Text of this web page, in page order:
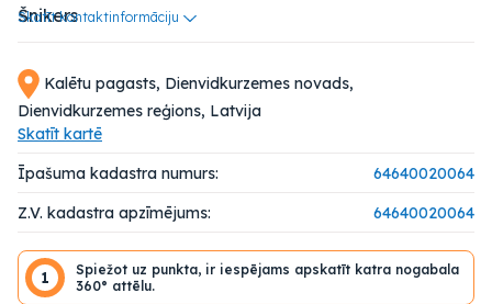
Kalētu pagasts, Dienvidkurzemes novads,
Dienvidkurzemes reģions, Latvija
Skatīt kartē
Īpašuma kadastra numurs:
64640020064
Z.V. kadastra apzīmējums:
64640020064
1
Spiežot uz punkta, ir iespējams apskatīt katra nogabala
360° attēlu.
Skatīt kontaktinformāciju